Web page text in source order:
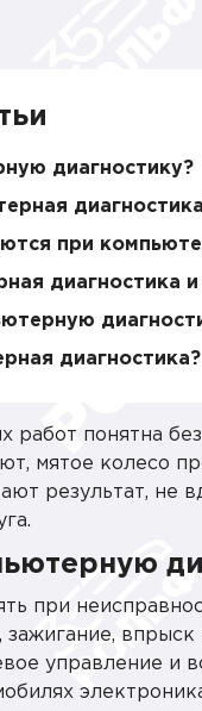
диагностику?
при
диагностика
диагностика?
работ понятна
мятое колесо
результат, не
при
зажигание,
управление и